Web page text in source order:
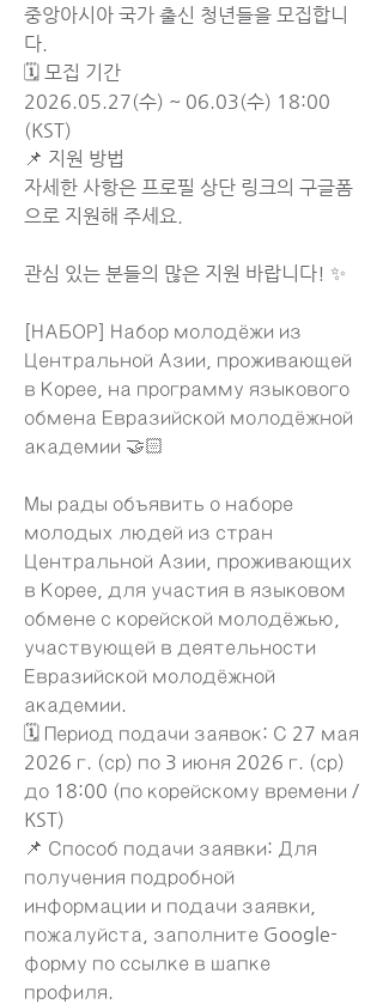
중앙아시아 국가 출신 청년들을 모집합니
다.
🗓️ 모집 기간
2026.05.27(수) ~ 06.03(수) 18:00
(KST)
📌 지원 방법
자세한 사항은 프로필 상단 링크의 구글폼
으로 지원해 주세요.
관심 있는 분들의 많은 지원 바랍니다! ✨
[НАБОР] Набор молодёжи из
Центральной Азии, проживающей
в Корее, на программу языкового
обмена Евразийской молодёжной
академии 🤝🏻
Мы рады объявить о наборе
молодых людей из стран
Центральной Азии, проживающих
в Корее, для участия в языковом
обмене с корейской молодёжью,
участвующей в деятельности
Евразийской молодёжной
академии.
🗓️ Период подачи заявок: С 27 мая
2026 г. (ср) по 3 июня 2026 г. (ср)
до 18:00 (по корейскому времени /
KST)
📌 Способ подачи заявки: Для
получения подробной
информации и подачи заявки,
пожалуйста, заполните Google-
форму по ссылке в шапке
профиля.